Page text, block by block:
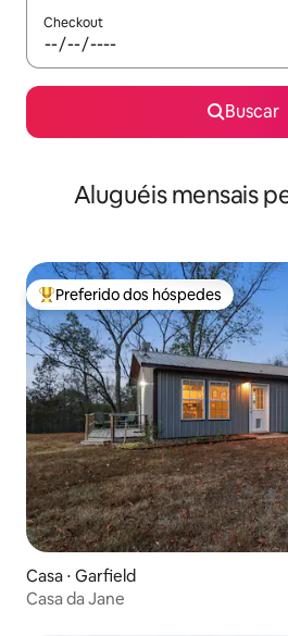
Checkout
Buscar
Aluguéis mensais
Entre os melhores preferidos dos
Preferido dos hóspedes
Casa ⋅ Garfield
Casa da Jane